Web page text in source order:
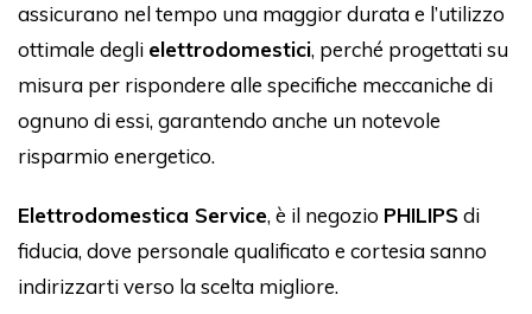
assicurano nel tempo una maggior durata e l’utilizzo
ottimale degli elettrodomestici, perché progettati su
misura per rispondere alle specifiche meccaniche di
ognuno di essi, garantendo anche un notevole
risparmio energetico.
Elettrodomestica Service, è il negozio PHILIPS di
fiducia, dove personale qualificato e cortesia sanno
indirizzarti verso la scelta migliore.